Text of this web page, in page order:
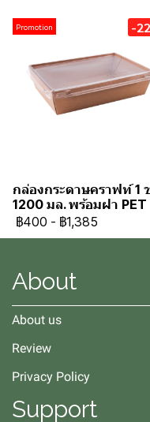
Promotion -
กล่องกระดาษคราฟท์ 1
1200 มล. พร้อมฝา PET
฿400 - ฿1,385
About
About us
Review
Privacy Policy
Support